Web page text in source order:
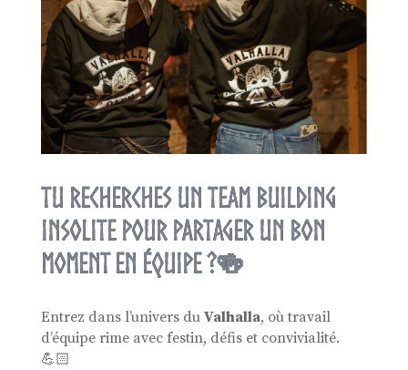
Tu recherches un team building
insolite pour partager un bon
moment en équipe ?🍻
Entrez dans l’univers du Valhalla, où travail
d’équipe rime avec festin, défis et convivialité.
💪🏻